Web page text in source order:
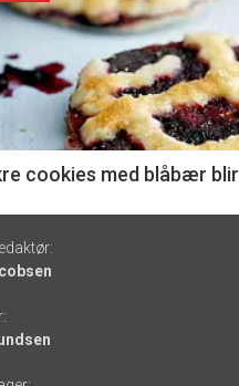
cookies med blåbær blir